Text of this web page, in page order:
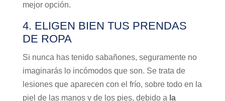
mejor opción.
4. ELIGEN BIEN TUS PRENDAS
DE ROPA
Si nunca has tenido sabañones, seguramente no
imaginarás lo incómodos que son. Se trata de
lesiones que aparecen con el frío, sobre todo en la
piel de las manos y de los pies, debido a la